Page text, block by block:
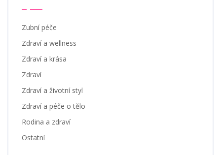
Zubní péče
Zdraví a wellness
Zdraví a krása
Zdraví
Zdraví a životní styl
Zdraví a péče o tělo
Rodina a zdraví
Ostatní